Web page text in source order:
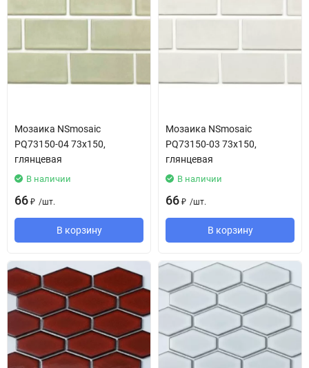
Мозаика NSmosaic
PQ73150-04 73х150,
глянцевая
В наличии
66 ₽ /шт.
В корзину
Мозаика NSmosaic
PQ73150-03 73х150,
глянцевая
В наличии
66 ₽ /шт.
В корзину